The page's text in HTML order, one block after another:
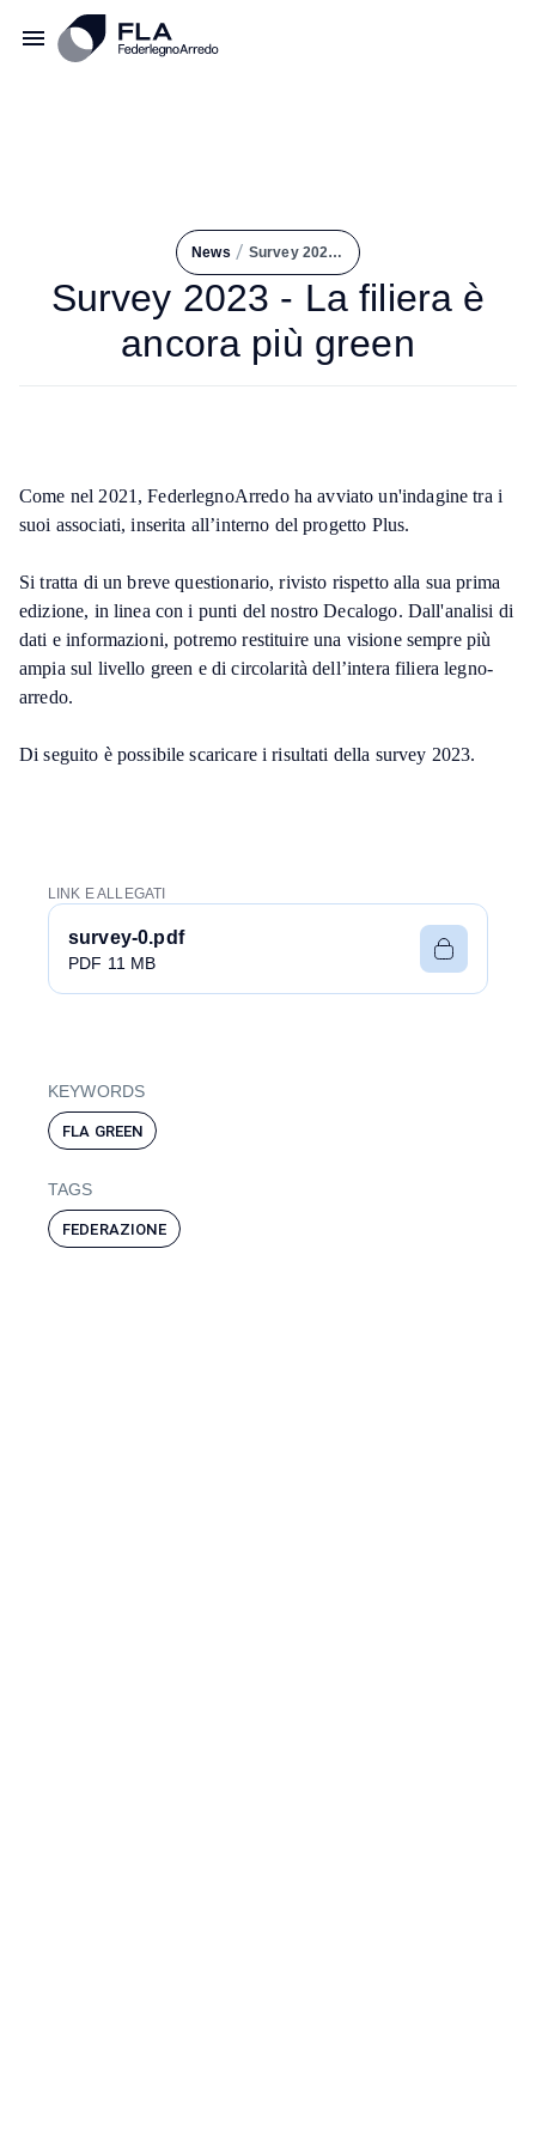
News / Survey 2023 - La Filiera È Ancora Più Green
Survey 2023 - La filiera è
ancora più green
Come nel 2021, FederlegnoArredo ha avviato un'indagine tra i
suoi associati, inserita all’interno del progetto Plus.
Si tratta di un breve questionario, rivisto rispetto alla sua prima
edizione, in linea con i punti del nostro Decalogo. Dall'analisi di
dati e informazioni, potremo restituire una visione sempre più
ampia sul livello green e di circolarità dell’intera filiera legno-
arredo.
Di seguito è possibile scaricare i risultati della survey 2023.
LINK E ALLEGATI
survey-0.pdf
PDF 11 MB
KEYWORDS
FLA GREEN
TAGS
FEDERAZIONE